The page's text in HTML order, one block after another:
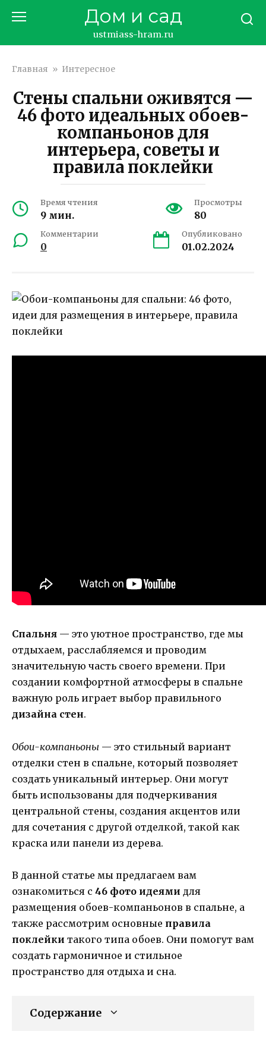
Дом и сад
ustmiass-hram.ru
Главная » Интересное
Стены спальни оживятся —
46 фото идеальных обоев-
компаньонов для
интерьера, советы и
правила поклейки
Время чтения
9 мин.
Просмотры
80
Комментарии
0
Опубликовано
01.02.2024
Спальня — это уютное пространство, где мы
отдыхаем, расслабляемся и проводим
значительную часть своего времени. При
создании комфортной атмосферы в спальне
важную роль играет выбор правильного
дизайна стен.
Обои-компаньоны — это стильный вариант
отделки стен в спальне, который позволяет
создать уникальный интерьер. Они могут
быть использованы для подчеркивания
центральной стены, создания акцентов или
для сочетания с другой отделкой, такой как
краска или панели из дерева.
В данной статье мы предлагаем вам
ознакомиться с 46 фото идеями для
размещения обоев-компаньонов в спальне, а
также рассмотрим основные правила
поклейки такого типа обоев. Они помогут вам
создать гармоничное и стильное
пространство для отдыха и сна.
Содержание